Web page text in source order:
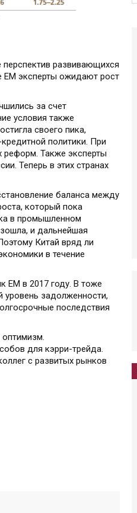
развивающихся
EM эксперты ожидают рост
за счет
условия также
своего пика,
политики. При
реформ. Также эксперты
Теперь в этих странах
баланса между
который пока
в промышленном
и дальнейшая
Китай вряд ли
в течение
EM в 2017 году. В тоже
уровень задолженности,
последствия
для кэрри-трейда.
с развитых рынков